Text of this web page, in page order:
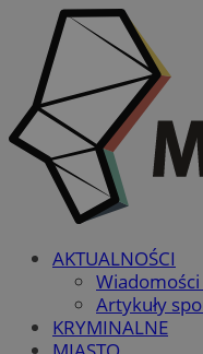
AKTUALNOŚCI
Artykuły
KRYMINALNE